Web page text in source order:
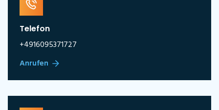
Telefon
+4916095371727
Anrufen